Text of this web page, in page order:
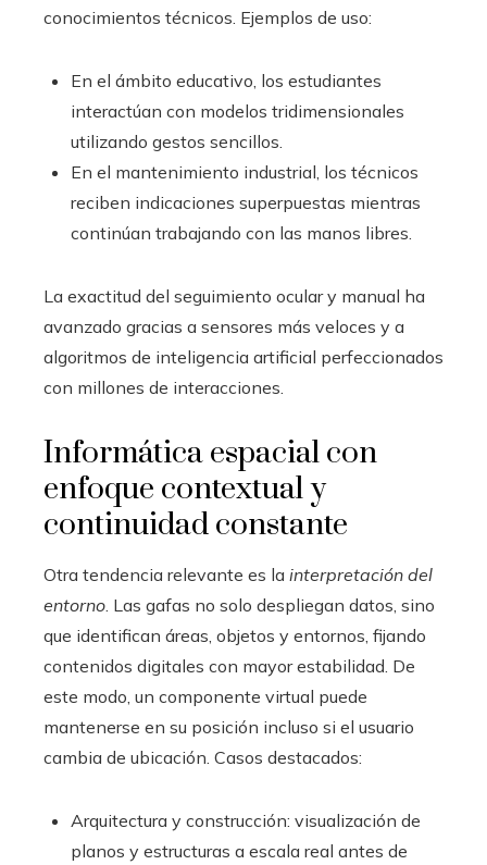
conocimientos técnicos. Ejemplos de uso:
En el ámbito educativo, los estudiantes
interactúan con modelos tridimensionales
utilizando gestos sencillos.
En el mantenimiento industrial, los técnicos
reciben indicaciones superpuestas mientras
continúan trabajando con las manos libres.
La exactitud del seguimiento ocular y manual ha
avanzado gracias a sensores más veloces y a
algoritmos de inteligencia artificial perfeccionados
con millones de interacciones.
Informática espacial con
enfoque contextual y
continuidad constante
Otra tendencia relevante es la interpretación del
entorno. Las gafas no solo despliegan datos, sino
que identifican áreas, objetos y entornos, fijando
contenidos digitales con mayor estabilidad. De
este modo, un componente virtual puede
mantenerse en su posición incluso si el usuario
cambia de ubicación. Casos destacados:
Arquitectura y construcción: visualización de
planos y estructuras a escala real antes de